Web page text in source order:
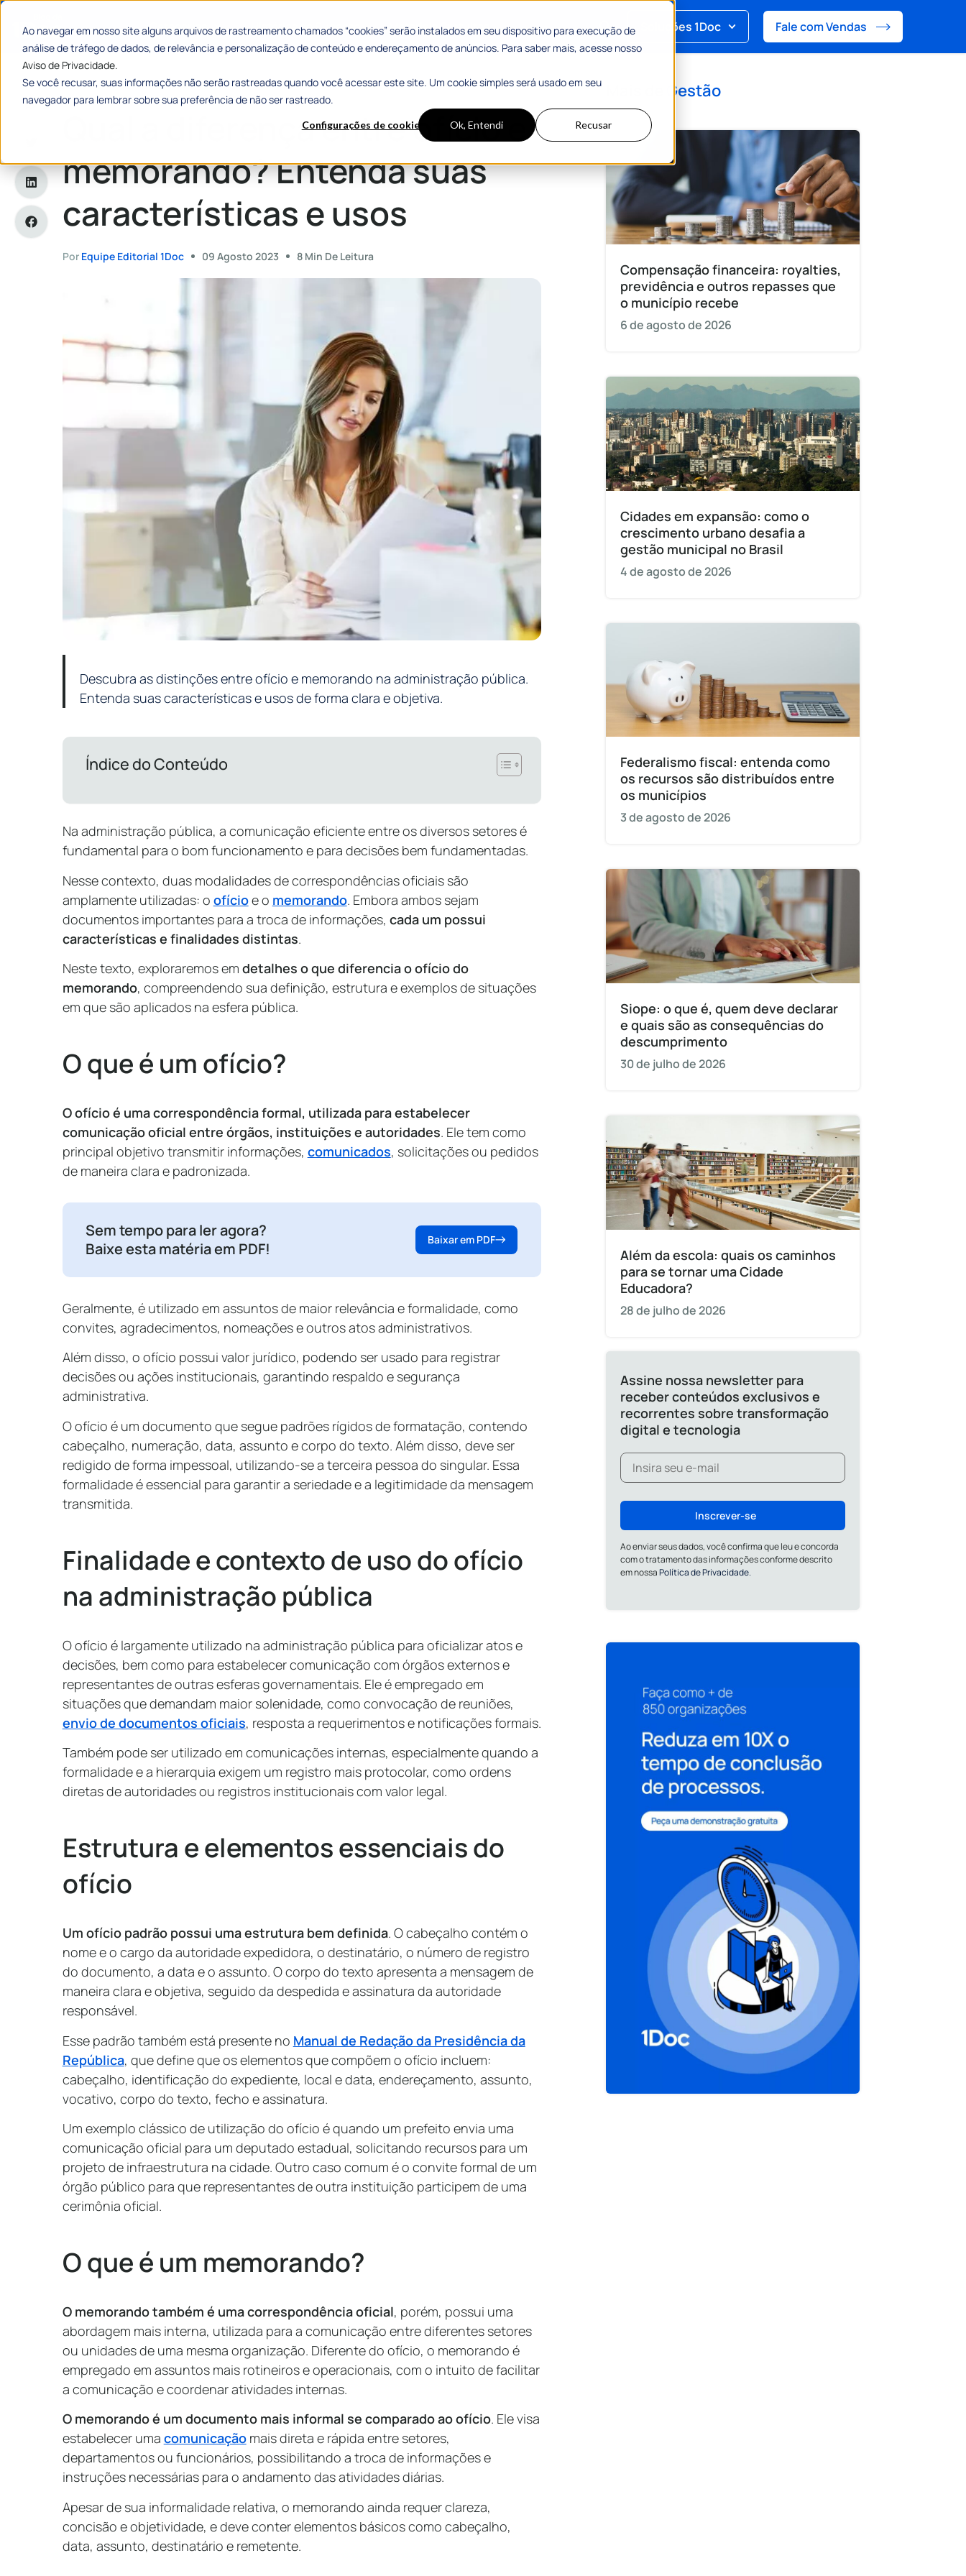
Ao navegar em nosso site alguns arquivos de rastreamento chamados “cookies” serão instalados em seu dispositivo para execução de
análise de tráfego de dados, de relevância e personalização de conteúdo e endereçamento de anúncios. Para saber mais, acesse nosso
Aviso de Privacidade.
Se você recusar, suas informações não serão rastreadas quando você acessar este site. Um cookie simples será usado em seu
navegador para lembrar sobre sua preferência de não ser rastreado.
Configurações de cookies Ok, Entendi Recusar
Categorias Histórias de Sucesso Materiais Gratuitos Soluções 1Doc Fale com Vendas
Home»Qual a diferença entre ofício e memorando? Entenda suas características e usos
Qual a diferença entre ofício e
memorando? Entenda suas
características e usos
Por Equipe Editorial 1Doc 09 Agosto 2023 8 Min De Leitura
Descubra as distinções entre ofício e memorando na administração pública.
Entenda suas características e usos de forma clara e objetiva.
Índice do Conteúdo
Na administração pública, a comunicação eficiente entre os diversos setores é
fundamental para o bom funcionamento e para decisões bem fundamentadas.
Nesse contexto, duas modalidades de correspondências oficiais são
amplamente utilizadas: o ofícioe o memorando. Embora ambos sejam
documentos importantes para a troca de informações, cada um possui
características e finalidades distintas.
Neste texto, exploraremos em detalhes o que diferencia o ofício do
memorando, compreendendo sua definição, estrutura e exemplos de situações
em que são aplicados na esfera pública.
O que é um ofício?
O ofício é uma correspondência formal, utilizada para estabelecer
comunicação oficial entre órgãos, instituições e autoridades. Ele tem como
principal objetivo transmitir informações, comunicados, solicitações ou pedidos
de maneira clara e padronizada.
Sem tempo para ler agora?
Baixe esta matéria em PDF!
Baixar em PDF
Geralmente, é utilizado em assuntos de maior relevância e formalidade, como
convites, agradecimentos, nomeações e outros atos administrativos.
Além disso, o ofício possui valor jurídico, podendo ser usado para registrar
decisões ou ações institucionais, garantindo respaldo e segurança
administrativa.
O ofício é um documento que segue padrões rígidos de formatação, contendo
cabeçalho, numeração, data, assunto e corpo do texto. Além disso, deve ser
redigido de forma impessoal, utilizando-se a terceira pessoa do singular. Essa
formalidade é essencial para garantir a seriedade e a legitimidade da mensagem
transmitida.
Finalidade e contexto de uso do ofício
na administração pública
O ofício é largamente utilizado na administração pública para oficializar atos e
decisões, bem como para estabelecer comunicação com órgãos externos e
representantes de outras esferas governamentais. Ele é empregado em
situações que demandam maior solenidade, como convocação de reuniões,
envio de documentos oficiais, resposta a requerimentos e notificações formais.
Também pode ser utilizado em comunicações internas, especialmente quando a
formalidade e a hierarquia exigem um registro mais protocolar, como ordens
diretas de autoridades ou registros institucionais com valor legal.
Estrutura e elementos essenciais do
ofício
Um ofício padrão possui uma estrutura bem definida. O cabeçalho contém o
nome e o cargo da autoridade expedidora, o destinatário, o número de registro
do documento, a data e o assunto. O corpo do texto apresenta a mensagem de
maneira clara e objetiva, seguido da despedida e assinatura da autoridade
responsável.
Esse padrão também está presente no Manual de Redação da Presidência da
República, que define que os elementos que compõem o ofício incluem:
cabeçalho, identificação do expediente, local e data, endereçamento, assunto,
vocativo, corpo do texto, fecho e assinatura.
Um exemplo clássico de utilização do ofício é quando um prefeito envia uma
comunicação oficial para um deputado estadual, solicitando recursos para um
projeto de infraestrutura na cidade. Outro caso comum é o convite formal de um
órgão público para que representantes de outra instituição participem de uma
cerimônia oficial.
O que é um memorando?
O memorando também é uma correspondência oficial, porém, possui uma
abordagem mais interna, utilizada para a comunicação entre diferentes setores
ou unidades de uma mesma organização. Diferente do ofício, o memorando é
empregado em assuntos mais rotineiros e operacionais, com o intuito de facilitar
a comunicação e coordenar atividades internas.
O memorando é um documento mais informal se comparado ao ofício. Ele visa
estabelecer uma comunicaçãomais direta e rápida entre setores,
departamentos ou funcionários, possibilitando a troca de informações e
instruções necessárias para o andamento das atividades diárias.
Apesar de sua informalidade relativa, o memorando ainda requer clareza,
concisão e objetividade, e deve conter elementos básicos como cabeçalho,
data, assunto, destinatário e remetente.
Gestão
Compensação financeira: royalties,
previdência e outros repasses que
o município recebe
6 de agosto de 2026
Cidades em expansão: como o
crescimento urbano desafia a
gestão municipal no Brasil
4 de agosto de 2026
Federalismo fiscal: entenda como
os recursos são distribuídos entre
os municípios
3 de agosto de 2026
Siope: o que é, quem deve declarar
e quais são as consequências do
descumprimento
30 de julho de 2026
Além da escola: quais os caminhos
para se tornar uma Cidade
Educadora?
28 de julho de 2026
Assine nossa newsletter para
receber conteúdos exclusivos e
recorrentes sobre transformação
digital e tecnologia
Inscrever-se
Ao enviar seus dados, você confirma que leu e concorda
com o tratamento das informações conforme descrito
em nossaPolítica de Privacidade.